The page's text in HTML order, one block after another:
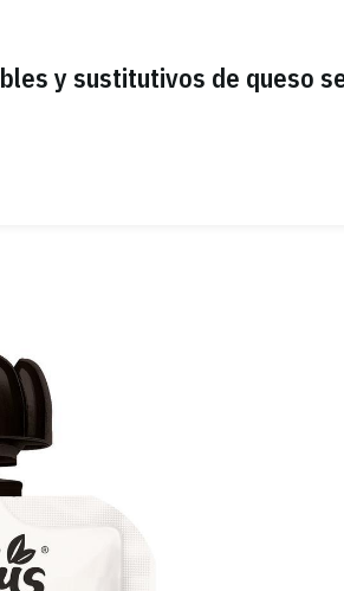
y sustitutivos de queso